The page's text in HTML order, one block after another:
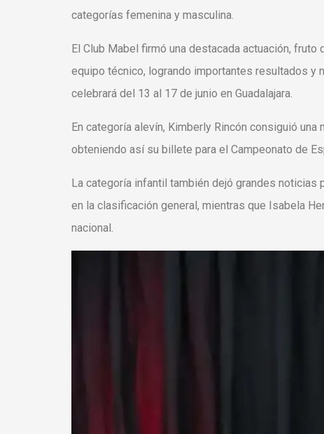
categorías femenina y masculina.
El Club Mabel firmó una destacada actuación,
equipo técnico, logrando importantes resultados y
celebrará del 13 al 17 de junio en Guadalajara.
En categoría alevín, Kimberly Rincón consiguió
obteniendo así su billete para el Campeonato de
La categoría infantil también dejó grandes noticias
en la clasificación general, mientras que Isabela
nacional.